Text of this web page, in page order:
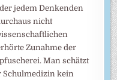
jedem Denkenden
nicht
Zunahme der
Man schätzt
Schulmedizin kein